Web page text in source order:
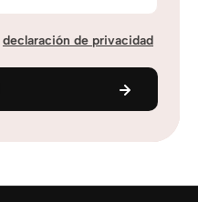
declaración de privacidad